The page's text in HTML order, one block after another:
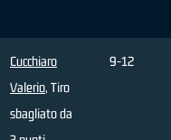
Cucchiaro
Valerio, Tiro
sbagliato da
9-12